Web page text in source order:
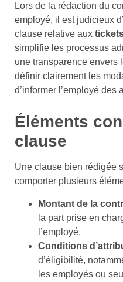
Lors de la rédaction du
employé, il est judicieux
clause relative aux
simplifie les processus
une transparence envers
définir clairement les
d’informer l’employé des
Éléments
clause
Une clause bien rédigée
comporter plusieurs
Montant de la
la part prise en
l’employé.
Conditions
d’éligibilité,
les employés ou